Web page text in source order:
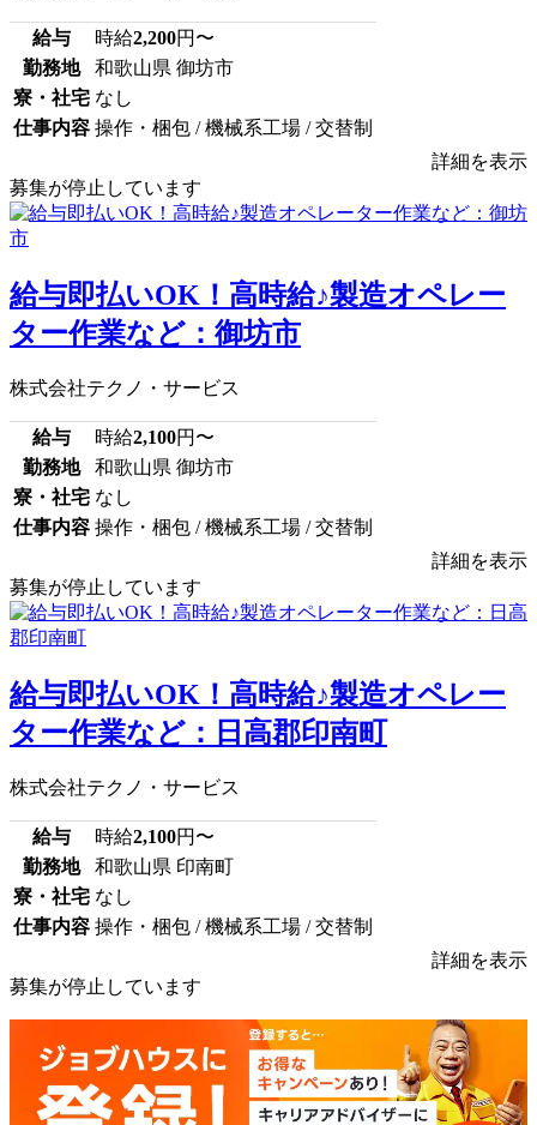
給与 時給2,200円〜
勤務地
和歌山県 御坊市
寮・社宅 なし
仕事内容 操作・梱包 / 機械系工場 / 交替制
詳細を表示
募集が停止しています
給与即払いOK！高時給♪製造オペレー
ター作業など：御坊市
株式会社テクノ・サービス
給与 時給2,100円〜
勤務地
和歌山県 御坊市
寮・社宅 なし
仕事内容 操作・梱包 / 機械系工場 / 交替制
詳細を表示
募集が停止しています
給与即払いOK！高時給♪製造オペレー
ター作業など：日高郡印南町
株式会社テクノ・サービス
給与 時給2,100円〜
勤務地
和歌山県 印南町
寮・社宅 なし
仕事内容 操作・梱包 / 機械系工場 / 交替制
詳細を表示
募集が停止しています